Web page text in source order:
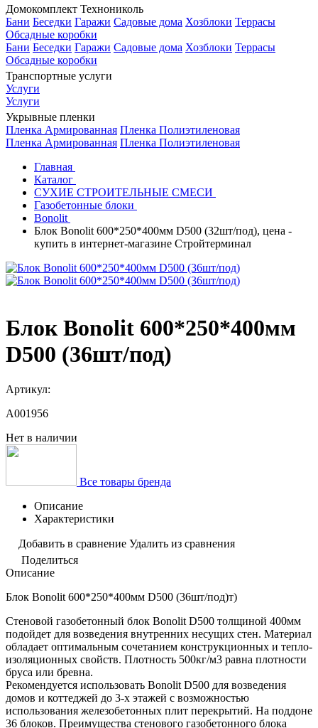
Домокомплект Технониколь
Бани Беседки Гаражи Садовые дома Хозблоки Террасы
Обсадные коробки
Бани Беседки Гаражи Садовые дома Хозблоки Террасы
Обсадные коробки
Транспортные услуги
Услуги
Услуги
Укрывные пленки
Пленка Армированная Пленка Полиэтиленовая
Пленка Армированная Пленка Полиэтиленовая
Главная
Каталог
СУХИЕ СТРОИТЕЛЬНЫЕ СМЕСИ
Газобетонные блоки
Bonolit
Блок Bonolit 600*250*400мм D500 (32шт/под), цена -
купить в интернет-магазине Стройтерминал
Блок Bonolit 600*250*400мм
D500 (36шт/под)
Артикул:
A001956
Нет в наличии
Все товары бренда
Описание
Характеристики
Добавить в сравнение Удалить из сравнения
Поделиться
Описание
Блок Bonolit 600*250*400мм D500 (36шт/под)т)
Стеновой газобетонный блок Bonolit D500 толщиной 400мм
подойдет для возведения внутренних несущих стен. Материал
обладает оптимальным сочетанием конструкционных и тепло-
изоляционных свойств. Плотность 500кг/м3 равна плотности
бруса или бревна.
Рекомендуется использовать Bonolit D500 для возведения
домов и коттеджей до 3-х этажей с возможностью
использования железобетонных плит перекрытий. На поддоне
36 блоков. Преимущества стенового газобетонного блока